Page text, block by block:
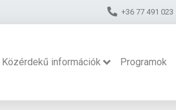
+36 77 491 023
Közérdekű információk Programok